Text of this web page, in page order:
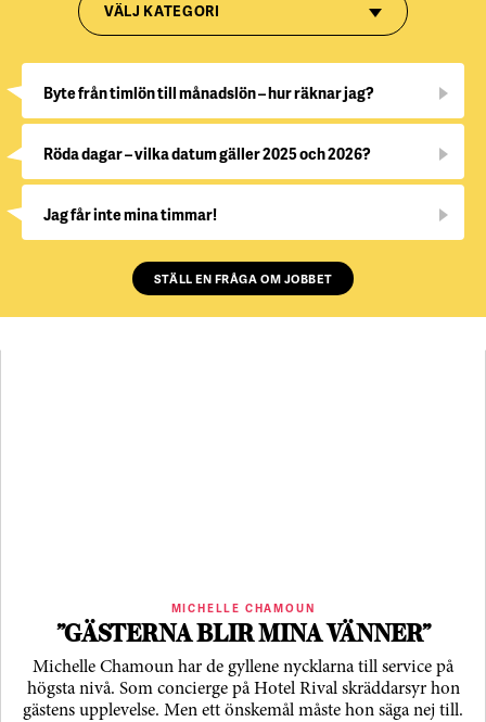
VÄLJ KATEGORI
Byte från timlön till månadslön – hur räknar jag?
Röda dagar – vilka datum gäller 2025 och 2026?
Jag får inte mina timmar!
STÄLL EN FRÅGA OM JOBBET
MICHELLE CHAMOUN
”GÄSTERNA BLIR MINA VÄNNER”
Michelle Chamoun har de gyllene nycklarna till service på
högsta nivå. Som concierge på Hotel Rival skräddarsyr hon
gästens upp­levelse. Men ett önskemål måste hon säga nej till.